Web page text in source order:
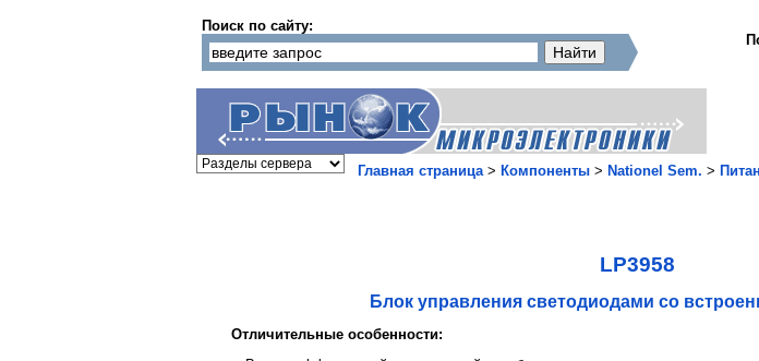
Поиск по сайту:
Главная страница> Компоненты > Nationel Sem. >
LP3958
Блок управления светодиодами со
Отличительные особенности: